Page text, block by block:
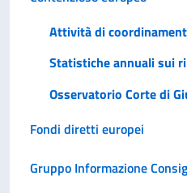
Attività di
Statistiche annuali sui
Osservatorio Corte di
Fondi diretti europei
Gruppo Informazione